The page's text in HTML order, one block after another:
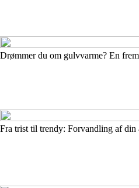
Drømmer du om gulvvarme? En
Fra trist til trendy: Forvandling af din